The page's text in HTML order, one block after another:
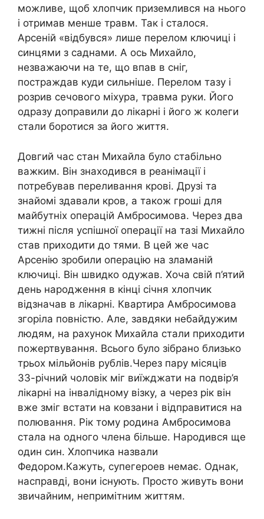
можливе, щоб хлопчик приземлився на нього
і отримав менше травм. Так і сталося.
Арсеній «відбувся» лише перелом ключиці і
синцями з саднами. А ось Михайло,
незважаючи на те, що впав в сніг,
постраждав куди сильніше. Перелом тазу і
розрив сечового міхура, травма руки. Його
одразу доправили до лікарні і його ж колеги
стали боротися за його життя.
Довгий час стан Михайла було стабільно
важким. Він знаходився в реанімації і
потребував переливання крові. Друзі та
знайомі здавали кров, а також гроші для
майбутніх операцій Амбросимова. Через два
тижні після успішної операції на тазі Михайло
став приходити до тями. В цей же час
Арсенію зробили операцію на зламаній
ключиці. Він швидко одужав. Хоча свій п’ятий
день народження в кінці січня хлопчик
відзначав в лікарні. Квартира Амбросимова
згоріла повністю. Але, завдяки небайдужим
людям, на рахунок Михайла стали приходити
пожертвування. Всього було зібрано близько
трьох мільйонів рублів.Через пару місяців
33-річний чоловік міг виїжджати на подвір’я
лікарні на інвалідному візку, а через рік він
вже зміг встати на ковзани і відправитися на
полювання. Рік тому родина Амбросимова
стала на одного члена більше. Народився ще
один син. Хлопчика назвали
Федором.Кажуть, супегероев немає. Однак,
насправді, вони існують. Просто живуть вони
звичайним, непримітним життям.